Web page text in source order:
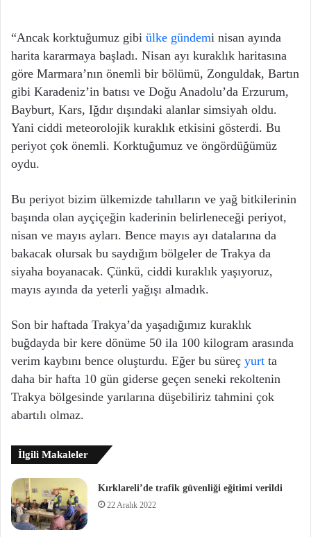
“Ancak korktuğumuz gibi ülke gündemi nisan ayında
harita kararmaya başladı. Nisan ayı kuraklık haritasına
göre Marmara’nın önemli bir bölümü, Zonguldak, Bartın
gibi Karadeniz’in batısı ve Doğu Anadolu’da Erzurum,
Bayburt, Kars, Iğdır dışındaki alanlar simsiyah oldu.
Yani ciddi meteorolojik kuraklık etkisini gösterdi. Bu
periyot çok önemli. Korktuğumuz ve öngördüğümüz
oydu.
Bu periyot bizim ülkemizde tahılların ve yağ bitkilerinin
başında olan ayçiçeğin kaderinin belirleneceği periyot,
nisan ve mayıs ayları. Bence mayıs ayı datalarına da
bakacak olursak bu saydığım bölgeler de Trakya da
siyaha boyanacak. Çünkü, ciddi kuraklık yaşıyoruz,
mayıs ayında da yeterli yağışı almadık.
Son bir haftada Trakya’da yaşadığımız kuraklık
buğdayda bir kere dönüme 50 ila 100 kilogram arasında
verim kaybını bence oluşturdu. Eğer bu süreç yurt ta
daha bir hafta 10 gün giderse geçen seneki rekoltenin
Trakya bölgesinde yarılarına düşebiliriz tahmini çok
abartılı olmaz.
İlgili Makaleler
Kırklareli’de trafik güvenliği eğitimi verildi
22 Aralık 2022